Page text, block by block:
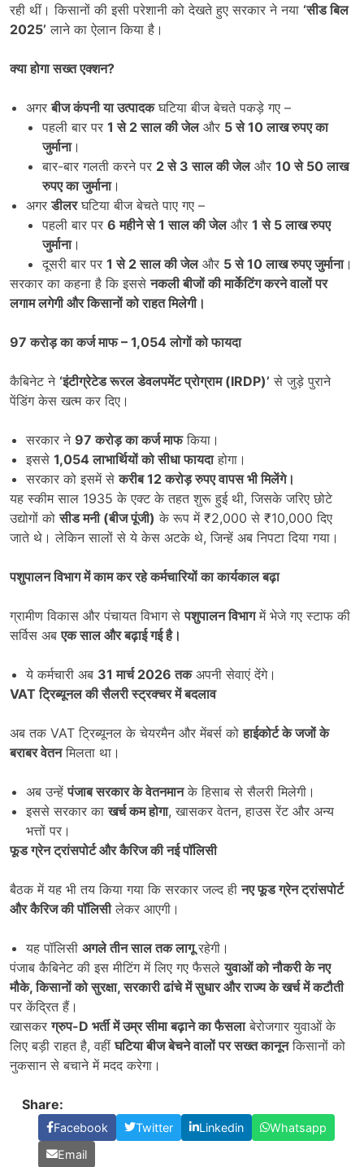
रही थीं। किसानों की इसी परेशानी को देखते हुए सरकार ने नया ‘सीड बिल
2025’ लाने का ऐलान किया है।
क्या होगा सख्त एक्शन?
अगरबीज कंपनी या उत्पादकघटिया बीज बेचते पकड़े गए –
पहली बार पर 1से 2साल की जेलऔर 5से10लाख रुपए का
जुर्माना।
बार-बार गलती करने पर 2से 3साल की जेलऔर 10से 50लाख
रुपए का जुर्माना।
अगरडीलरघटिया बीज बेचते पाए गए –
पहली बार पर 6महीने से1साल की जेलऔर 1से 5लाख रुपए
जुर्माना।
दूसरी बार पर 1से 2साल की जेलऔर 5से10लाख रुपए जुर्माना।
सरकार का कहना है कि इससेनकली बीजों की मार्केटिंग करने वालों पर
लगाम लगेगी और किसानों को राहत मिलेगी।
97करोड़ का कर्ज माफ– 1,054लोगों को फायदा
कैबिनेट ने ‘इंटीग्रेटेड रूरल डेवलपमेंट प्रोग्राम (IRDP)’ से जुड़े पुराने
पेंडिंग केस खत्म कर दिए।
सरकार ने 97करोड़ का कर्ज माफकिया।
इससे 1,054लाभार्थियों को सीधा फायदाहोगा।
सरकार को इसमें सेकरीब12करोड़ रुपए वापस भी मिलेंगे।
यह स्कीम साल 1935 के एक्ट के तहत शुरू हुई थी, जिसके जरिए छोटे
उद्योगों कोसीड मनी (बीज पूंजी) के रूप में ₹2,000 से ₹10,000 दिए
जाते थे। लेकिन सालों से ये केस अटके थे, जिन्हें अब निपटा दिया गया।
पशुपालन विभाग में काम कर रहे कर्मचारियों का कार्यकाल बढ़ा
ग्रामीण विकास और पंचायत विभाग सेपशुपालन विभागमें भेजे गए स्टाफ की
सर्विस अबएक साल और बढ़ाई गई है।
ये कर्मचारी अब 31मार्च 2026तकअपनी सेवाएं देंगे।
VATट्रिब्यूनल की सैलरी स्ट्रक्चर में बदलाव
अब तक VAT ट्रिब्यूनल के चेयरमैन और मेंबर्स कोहाईकोर्ट के जजों के
बराबर वेतनमिलता था।
अब उन्हेंपंजाब सरकार के वेतनमानके हिसाब से सैलरी मिलेगी।
इससे सरकार काखर्च कम होगा, खासकर वेतन, हाउस रेंट और अन्य
भत्तों पर।
फूड ग्रेन ट्रांसपोर्ट और कैरिज की नई पॉलिसी
बैठक में यह भी तय किया गया कि सरकार जल्द हीनए फूड ग्रेन ट्रांसपोर्ट
और कैरिज की पॉलिसीलेकर आएगी।
यह पॉलिसी अगले तीन साल तक लागूरहेगी।
पंजाब कैबिनेट की इस मीटिंग में लिए गए फैसलेयुवाओं को नौकरी के नए
मौके,किसानों को सुरक्षा,सरकारी ढांचे में सुधार और राज्य के खर्च में कटौती
पर केंद्रित हैं।
खासकरग्रुप-D भर्ती में उम्र सीमा बढ़ाने का फैसलाबेरोजगार युवाओं के
लिए बड़ी राहत है, वहींघटिया बीज बेचने वालों पर सख्त कानूनकिसानों को
नुकसान से बचाने में मदद करेगा।
Share:
Facebook Twitter Linkedin
Whatsapp
Email